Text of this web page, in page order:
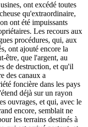
ont excédé toutes
qu'extraordinaire,
ont été impuissants
Les recours aux
procédures, qui, aux
ont ajouté encore la
être, que l'argent, au
de destruction, et qu'il
des canaux a
foncière dans les pays
déjà sur un rayon
ouvrages, et qui, avec le
encore, semblait ne
les terrains destinés à